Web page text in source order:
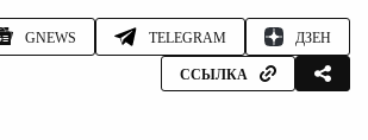
GNEWS TELEGRAM ДЗЕН
ССЫЛКА